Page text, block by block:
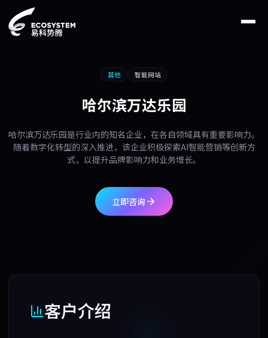
其他 智能网站
哈尔滨万达乐园
哈尔滨万达乐园是行业内的知名企业，在各自领域具有重要影响力。
随着数字化转型的深入推进，该企业积极探索AI智能营销等创新方
式，以提升品牌影响力和业务增长。
立即咨询
客户介绍